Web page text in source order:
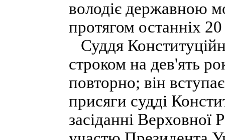
володіє державною
протягом останніх 20
Суддя
строком на дев'ять
повторно; він
присяги судді
засіданні Верховної